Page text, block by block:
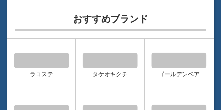
おすすめブランド
ラコステ タケオキクチ ゴールデンベア